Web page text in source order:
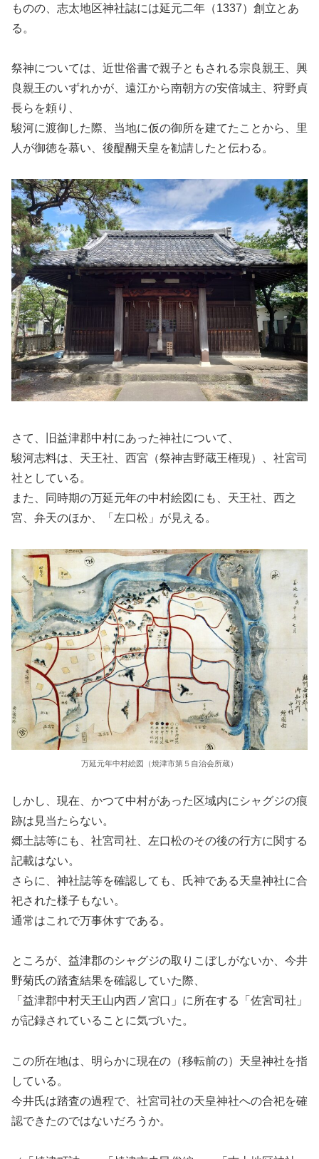
ものの、志太地区神社誌には延元二年（1337）創立とあ
る。
祭神については、近世俗書で親子ともされる宗良親王、興
良親王のいずれかが、遠江から南朝方の安倍城主、狩野貞
長らを頼り、
駿河に渡御した際、当地に仮の御所を建てたことから、里
人が御徳を慕い、後醍醐天皇を勧請したと伝わる。
さて、旧益津郡中村にあった神社について、
駿河志料は、天王社、西宮（祭神吉野蔵王権現）、社宮司
社としている。
また、同時期の万延元年の中村絵図にも、天王社、西之
宮、弁天のほか、「左口松」が見える。
万延元年中村絵図（焼津市第５自治会所蔵）
しかし、現在、かつて中村があった区域内にシャグジの痕
跡は見当たらない。
郷土誌等にも、社宮司社、左口松のその後の行方に関する
記載はない。
さらに、神社誌等を確認しても、氏神である天皇神社に合
祀された様子もない。
通常はこれで万事休すである。
ところが、益津郡のシャグジの取りこぼしがないか、今井
野菊氏の踏査結果を確認していた際、
「益津郡中村天王山内西ノ宮口」に所在する「佐宮司社」
が記録されていることに気づいた。
この所在地は、明らかに現在の（移転前の）天皇神社を指
している。
今井氏は踏査の過程で、社宮司社の天皇神社への合祀を確
認できたのではないだろうか。